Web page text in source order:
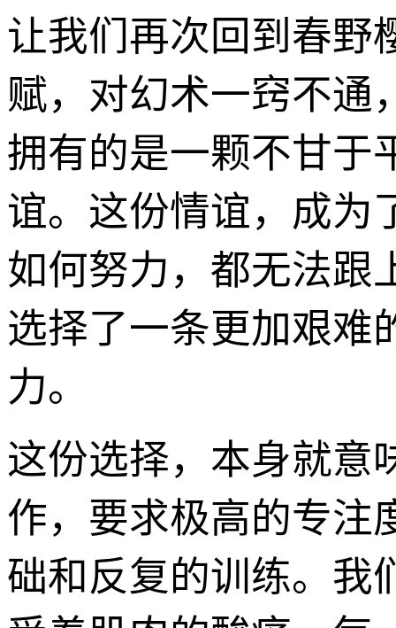
让我们再次回到春野
赋，对幻术一窍不通
拥有的是一颗不甘于
谊。这份情谊，成为
如何努力，都无法跟
选择了一条更加艰
力。
这份选择，本身就意
作，要求极高的专注
础和反复的训练。我